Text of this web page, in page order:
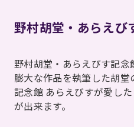
野村胡堂・あらえび
野村胡堂・あらえびす記
膨大な作品を執筆した胡
記念館 あらえびすが愛し
が出来ます。